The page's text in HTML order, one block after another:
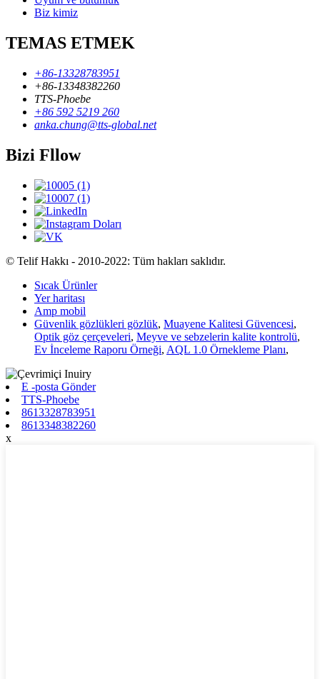
Biz kimiz
TEMAS ETMEK
+86-13328783951
+86-13348382260
TTS-Phoebe
+86 592 5219 260
anka.chung@tts-global.net
Bizi Fllow
© Telif Hakkı - 2010-2022: Tüm hakları saklıdır.
Sıcak Ürünler
Yer haritası
Amp mobil
Güvenlik gözlükleri gözlük, Muayene Kalitesi Güvencesi,
Optik göz çerçeveleri, Meyve ve sebzelerin kalite kontrolü,
Ev İnceleme Raporu Örneği, AQL 1.0 Örnekleme Planı,
E -posta Gönder
TTS-Phoebe
8613328783951
8613348382260
x